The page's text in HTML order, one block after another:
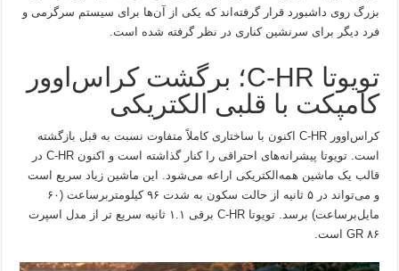
بزرگ روی داشبورد قرار گرفته‌اند که یکی از آن‌ها برای سیستم سرگرمی و
فرد دیگر برای سرنشین کناری در نظر گرفته شده است.
تویوتا C-HR؛ برگشت کراس‌اوور
کامپکت با قلبی الکتریکی
کراس‌اوور C-HR اکنون با ساختاری کاملاً متفاوت نسبت به قبل بازگشته
است. تویوتا پیشرانه‌های احتراقی را کنار گذاشته است و اکنون C-HR در
قالب یک ماشین همه‌الکتریکی اراعه می‌شود. این ماشین زیاد سریع است
و می‌تواند در ۵ ثانیه از حالت سکون به شدت ۹۶ کیلومتربرساعت (۶۰
مایل‌برساعت) برسد. تویوتا C-HR برقی ۱.۱ ثانیه سریع تر از مدل اسپرت
GR ۸۶ است.